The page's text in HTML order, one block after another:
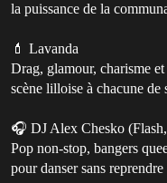
la puissance de la
💄 Lavanda
Drag, glamour, charisme
scène lilloise à chacune de
🎧 DJ Alex Chesko
Pop non-stop, bangers
pour danser sans